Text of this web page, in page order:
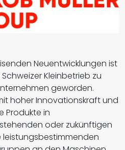
Neuentwicklungen ist
Kleinbetrieb zu
geworden.
hoher Innovationskraft und
Produkte in
oder zukünftigen
leistungsbestimmenden